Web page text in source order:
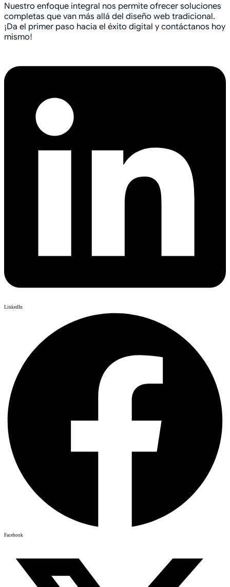
Nuestro enfoque integral nos permite ofrecer soluciones
completas que van más allá del diseño web tradicional.
¡Da el primer paso hacia el éxito digital y contáctanos hoy
mismo!
LinkedIn
Facebook